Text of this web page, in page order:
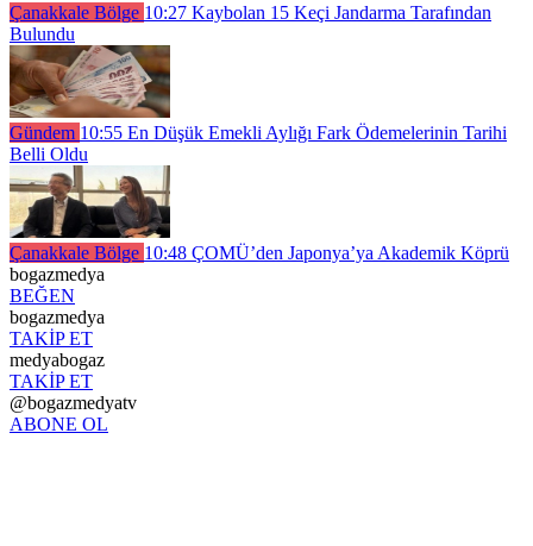
Çanakkale Bölge 10:27 Kaybolan 15 Keçi Jandarma Tarafından
Bulundu
Gündem 10:55 En Düşük Emekli Aylığı Fark Ödemelerinin Tarihi
Belli Oldu
Çanakkale Bölge 10:48 ÇOMÜ’den Japonya’ya Akademik Köprü
bogazmedya
BEĞEN
bogazmedya
TAKİP ET
medyabogaz
TAKİP ET
@bogazmedyatv
ABONE OL